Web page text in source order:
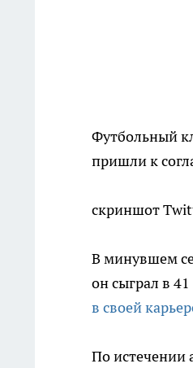
Футбольный
пришли к
скриншот
В минувшем
он сыграл в
в своей
По истечении